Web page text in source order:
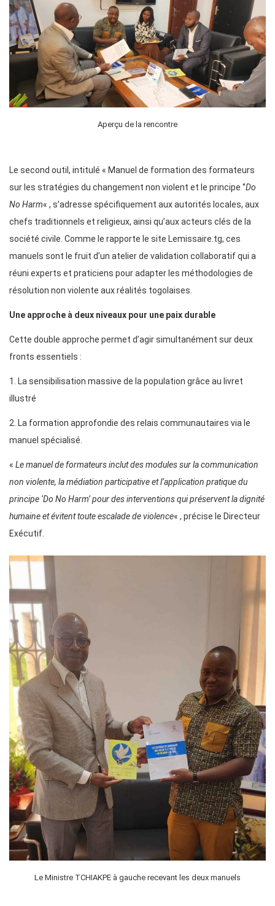
Aperçu de la rencontre
Le second outil, intitulé « Manuel de formation des formateurs
sur les stratégies du changement non violent et le principe ‘’Do
No Harm« , s’adresse spécifiquement aux autorités locales, aux
chefs traditionnels et religieux, ainsi qu’aux acteurs clés de la
société civile. Comme le rapporte le site Lemissaire.tg, ces
manuels sont le fruit d’un atelier de validation collaboratif qui a
réuni experts et praticiens pour adapter les méthodologies de
résolution non violente aux réalités togolaises.
Une approche à deux niveaux pour une paix durable
Cette double approche permet d’agir simultanément sur deux
fronts essentiels :
1. La sensibilisation massive de la population grâce au livret
illustré
2. La formation approfondie des relais communautaires via le
manuel spécialisé.
« Le manuel de formateurs inclut des modules sur la communication
non violente, la médiation participative et l’application pratique du
principe ‘Do No Harm’ pour des interventions qui préservent la dignité
humaine et évitent toute escalade de violence« , précise le Directeur
Exécutif.
Le Ministre TCHIAKPE à gauche recevant les deux manuels